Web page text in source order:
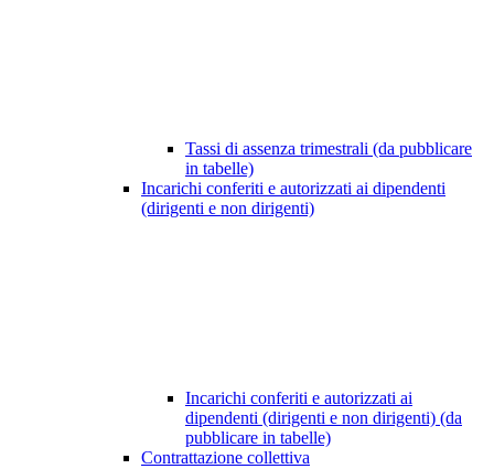
Tassi di assenza trimestrali (da pubblicare
in tabelle)
Incarichi conferiti e autorizzati ai dipendenti
(dirigenti e non dirigenti)
Incarichi conferiti e autorizzati ai
dipendenti (dirigenti e non dirigenti) (da
pubblicare in tabelle)
Contrattazione collettiva